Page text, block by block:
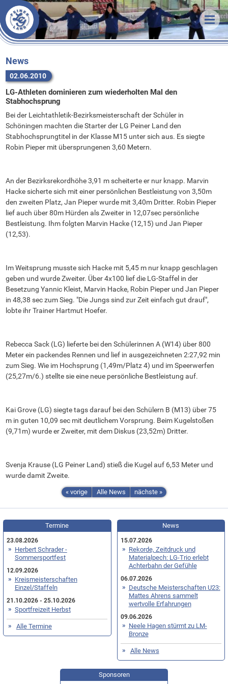
Veranstaltungen
Termine & Ergebnisse
Organisatorisches
News
Training
Sportstätten
Athleten
Stammvereine
Unsere Arbeit
Mitgliedschaft
Statistik
Bestenlisten
Links
Kontakt
News
02.06.2010
LG-Athleten dominieren zum wiederholten Mal den
Stabhochsprung
Bei der Leichtathletik-Bezirksmeisterschaft der Schüler in
Schöningen machten die Starter der LG Peiner Land den
Stabhochsprungtitel in der Klasse M15 unter sich aus. Es siegte
Robin Pieper mit übersprungenen 3,60 Metern.
An der Bezirksrekordhöhe 3,91 m scheiterte er nur knapp. Marvin
Hacke sicherte sich mit einer persönlichen Bestleistung von 3,50m
den zweiten Platz, Jan Pieper wurde mit 3,40m Dritter. Robin Pieper
lief auch über 80m Hürden als Zweiter in 12,07sec persönliche
Bestleistung. Ihm folgten Marvin Hacke (12,15) und Jan Pieper
(12,53).
Im Weitsprung musste sich Hacke mit 5,45 m nur knapp geschlagen
geben und wurde Zweiter. Über 4x100 lief die LG-Staffel in der
Besetzung Yannic Kleist, Marvin Hacke, Robin Pieper und Jan Pieper
in 48,38 sec zum Sieg. "Die Jungs sind zur Zeit einfach gut drauf",
lobte ihr Trainer Hartmut Hoefer.
Rebecca Sack (LG) lieferte bei den Schülerinnen A (W14) über 800
Meter ein packendes Rennen und lief in ausgezeichneten 2:27,92 min
zum Sieg. Wie im Hochsprung (1,49m/Platz 4) und im Speerwerfen
(25,27m/6.) stellte sie eine neue persönliche Bestleistung auf.
Kai Grove (LG) siegte tags darauf bei den Schülern B (M13) über 75
m in guten 10,09 sec mit deutlichem Vorsprung. Beim Kugelstoßen
(9,71m) wurde er Zweiter, mit dem Diskus (23,52m) Dritter.
Svenja Krause (LG Peiner Land) stieß die Kugel auf 6,53 Meter und
wurde damit Zweite.
« vorige Alle News nächste »
Termine
23.08.2026
Herbert Schrader -
Sommersportfest
12.09.2026
Kreismeisterschaften
Einzel/Staffeln
21.10.2026 - 25.10.2026
Sportfreizeit Herbst
Alle Termine
News
15.07.2026
Rekorde, Zeitdruck und
Materialpech: LG-Trio erlebt
Achterbahn der Gefühle
06.07.2026
Deutsche Meisterschaften U23:
Mattes Ahrens sammelt
wertvolle Erfahrungen
09.06.2026
Neele Hagen stürmt zu LM-
Bronze
Alle News
Sponsoren